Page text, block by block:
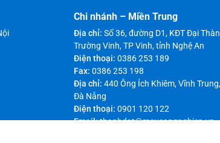
Chi nhánh – Miền Trung
Địa chỉ: Số 36, đường D1, KĐT Đại
Trường Vinh, TP Vinh, tỉnh Nghệ An
Điện thoại: 0386 253 189
Fax: 0386 253 198
Địa chỉ: 440 Ông Ích Khiêm, Vĩnh
Đà Nẵng
Điện thoại: 0901 120 122
Email:thanhdat@maycongnghiep.vn